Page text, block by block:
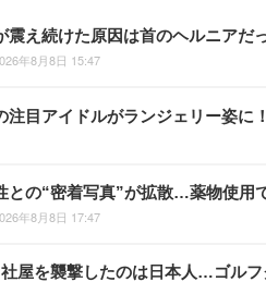
震え続けた原因は首のヘルニアだ
年8月8日 15:47
注目アイドルがランジェリー姿に
との“密着写真”が拡散…薬物使用
年8月8日 17:47
屋を襲撃したのは日本人…ゴル